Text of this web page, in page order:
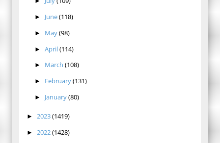
► June(118)
► May(98)
► April(114)
► March (108)
► February(131)
► January(80)
► 2023(1419)
► 2022(1428)